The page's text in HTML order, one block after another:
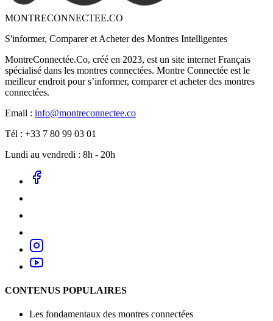
MONTRECONNECTEE.CO
S'informer, Comparer et Acheter des Montres Intelligentes
MontreConnectée.Co, créé en 2023, est un site internet Français
spécialisé dans les montres connectées. Montre Connectée est le
meilleur endroit pour s’informer, comparer et acheter des montres
connectées.
Email : info@montreconnectee.co
Tél : +33 7 80 99 03 01
Lundi au vendredi : 8h - 20h
CONTENUS POPULAIRES
Les fondamentaux des montres connectées